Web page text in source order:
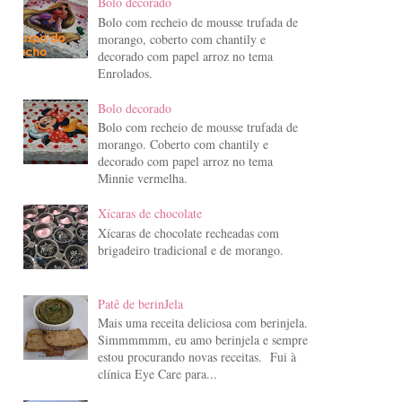
Bolo com recheio de mousse trufada de
morango, coberto com chantily e
decorado com papel arroz no tema
Enrolados.
Bolo decorado
Bolo com recheio de mousse trufada de
morango. Coberto com chantily e
decorado com papel arroz no tema
Minnie vermelha.
Xícaras de chocolate
Xícaras de chocolate recheadas com
brigadeiro tradicional e de morango.
Patê de berinJela
Mais uma receita deliciosa com berinjela.
Simmmmmm, eu amo berinjela e sempre
estou procurando novas receitas. Fui à
clínica Eye Care para...